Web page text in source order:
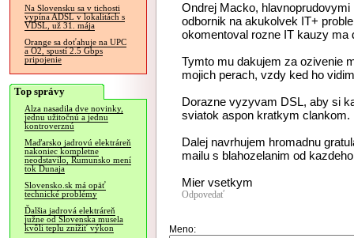
Na Slovensku sa v tichosti
vypína ADSL v lokalitách s
VDSL, už 31. mája
Orange sa doťahuje na UPC
a O2, spustí 2.5 Gbps
pripojenie
Top správy
Alza nasadila dve novinky,
jednu užitočnú a jednu
kontroverznú
Maďarsko jadrovú elektráreň
nakoniec kompletne
neodstavilo, Rumunsko mení
tok Dunaja
Slovensko.sk má opäť
technické problémy
Ďalšia jadrová elektráreň
južne od Slovenska musela
kvôli teplu znížiť výkon
Ondrej Macko,
odbornik na akukolvek IT+
okomentoval rozne IT kauzy ma
Tymto mu dakujem za ozivenie
mojich perach, vzdy ked ho
Dorazne vyzyvam DSL, aby si
sviatok aspon kratkym
Dalej navrhujem hromadnu
mailu s blahozelanim od
Mier vsetkym
Odpovedať
Meno: